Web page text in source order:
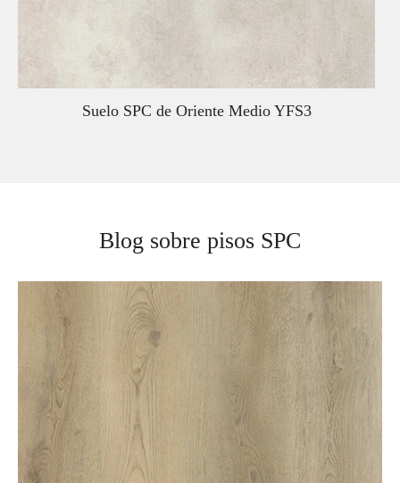
Suelo SPC de Oriente Medio YFS3
Blog sobre pisos SPC